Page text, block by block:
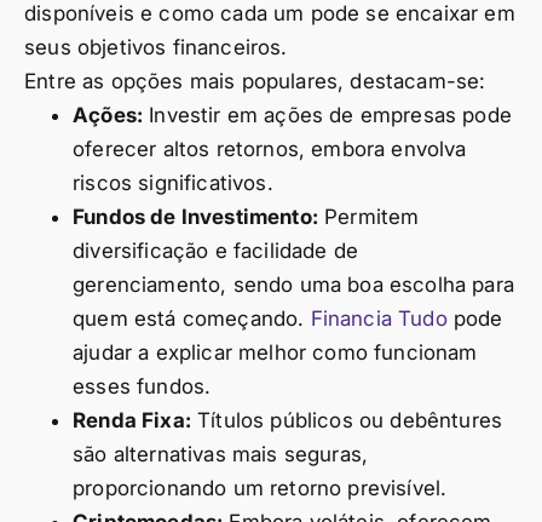
disponíveis e como cada um pode se encaixar em
seus objetivos financeiros.
Entre as opções mais populares, destacam-se:
Ações: Investir em ações de empresas pode
oferecer altos retornos, embora envolva
riscos significativos.
Fundos de Investimento: Permitem
diversificação e facilidade de
gerenciamento, sendo uma boa escolha para
quem está começando. Financia Tudopode
ajudar a explicar melhor como funcionam
esses fundos.
Renda Fixa: Títulos públicos ou debêntures
são alternativas mais seguras,
proporcionando um retorno previsível.